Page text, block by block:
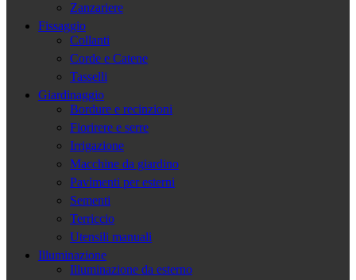
Zanzariere
Fissaggio
Collanti
Corde e Catene
Tasselli
Giardinaggio
Bordure e recinzioni
Fiorirere e serre
Irrigazione
Macchine da giardino
Pavimenti per esterni
Sementi
Terriccio
Utensili manuali
Illuminazione
Illuminazione da esterno